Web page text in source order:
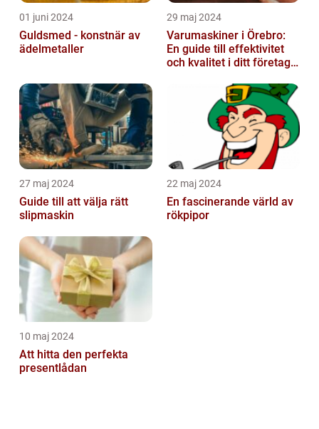
01 juni 2024
Guldsmed - konstnär av
ädelmetaller
29 maj 2024
Varumaskiner i Örebro:
En guide till effektivitet
och kvalitet i ditt företags
27 maj 2024
Guide till att välja rätt
slipmaskin
22 maj 2024
En fascinerande värld av
rökpipor
10 maj 2024
Att hitta den perfekta
presentlådan